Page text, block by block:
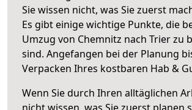
Sie wissen nicht, was Sie zuerst
Es gibt einige wichtige Punkte, die
Umzug von Chemnitz nach Trier zu
sind. Angefangen bei der Planung
Verpacken Ihres kostbaren Hab &
Wenn Sie durch Ihren alltäglichen